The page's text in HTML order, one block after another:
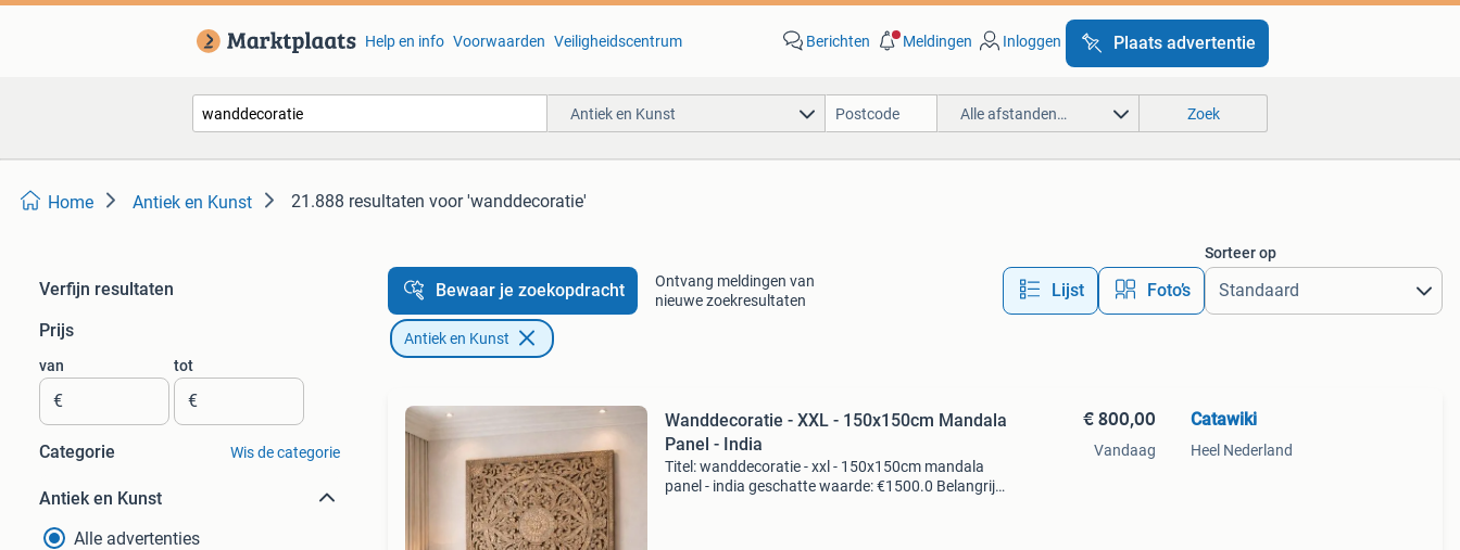
Help en info Voorwaarden Veiligheidscentrum Berichten Meldingen Inloggen Plaats advertentie
Antiek en Kunst Alle afstanden… Zoek
Home Antiek en Kunst 21.888 resultaten voor 'wanddecoratie'
Verfijn resultaten
Prijs
van
€
tot
€
Categorie Wis de categorie
Antiek en Kunst
Alle advertenties
Bewaar je zoekopdracht
Ontvang meldingen van
nieuwe zoekresultaten
Lijst Foto’s
Sorteer op
Antiek en Kunst
Wanddecoratie - XXL - 150x150cm Mandala
Panel - India
Titel: wanddecoratie - xxl - 150x150cm mandala
panel - india geschatte waarde: €1500.0 Belangrijk:
€ 800,00
Vandaag
Catawiki
Heel Nederland